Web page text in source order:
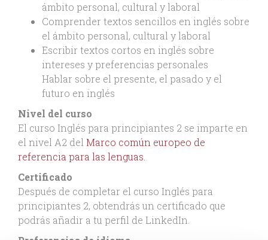
ámbito personal, cultural y laboral
Comprender textos sencillos en inglés sobre
el ámbito personal, cultural y laboral
Escribir textos cortos en inglés sobre
intereses y preferencias personales
Hablar sobre el presente, el pasado y el
futuro en inglés
Nivel del curso
El curso Inglés para principiantes 2 se imparte en
el nivel A2 del Marco común europeo de
referencia para las lenguas.
Certificado
Después de completar el curso Inglés para
principiantes 2, obtendrás un certificado que
podrás añadir a tu perfil de LinkedIn.